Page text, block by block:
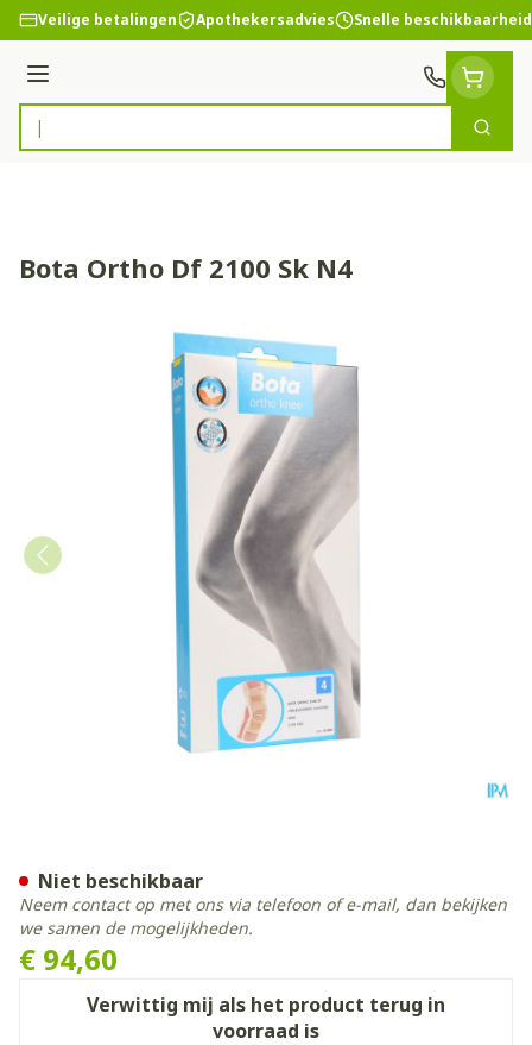
Ga naar de inhoud
Veilige betalingen Apothekersadvies Snelle beschikbaarheid
Menu
Product, merk, categorie...
Zoek
Bota Ortho Df 2100 Sk N4
€ 94,60
Verwittig mij als het product terug in
voorraad is
Niet beschikbaar
Neem contact op met ons via telefoon of e-mail, dan bekijken
we samen de mogelijkheden.